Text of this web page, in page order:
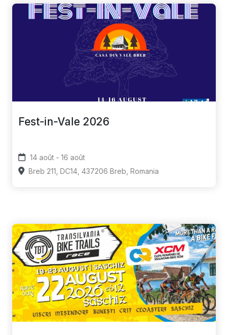
Fest-in-Vale 2026
14 août - 16 août
Breb 211, DC14, 437206 Breb, Romania